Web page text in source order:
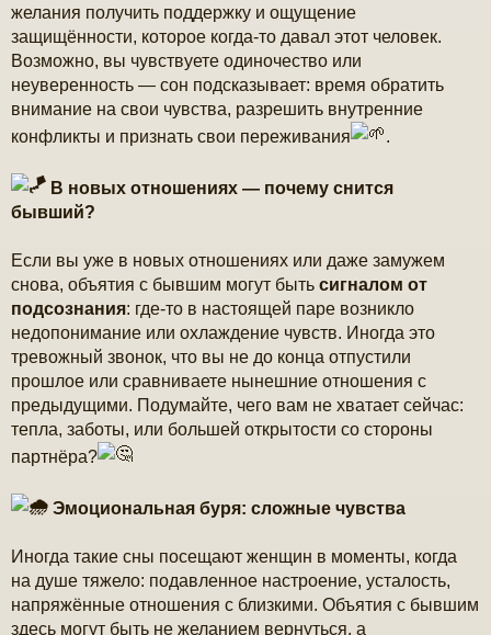
желания получить поддержку и ощущение
защищённости, которое когда-то давал этот человек.
Возможно, вы чувствуете одиночество или
неуверенность — сон подсказывает: время обратить
внимание на свои чувства, разрешить внутренние
конфликты и признать свои переживания
.
В новых отношениях — почему снится
бывший?
Если вы уже в новых отношениях или даже замужем
снова, объятия с бывшим могут быть сигналом от
подсознания: где-то в настоящей паре возникло
недопонимание или охлаждение чувств. Иногда это
тревожный звонок, что вы не до конца отпустили
прошлое или сравниваете нынешние отношения с
предыдущими. Подумайте, чего вам не хватает сейчас:
тепла, заботы, или большей открытости со стороны
партнёра?
Эмоциональная буря: сложные чувства
Иногда такие сны посещают женщин в моменты, когда
на душе тяжело: подавленное настроение, усталость,
напряжённые отношения с близкими. Объятия с бывшим
здесь могут быть не желанием вернуться, а